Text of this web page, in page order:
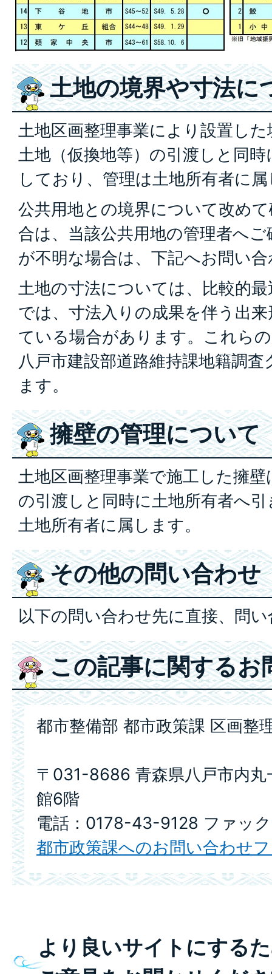
土地の境界や寸法に
土地区画整理事業により設置し
土地（仮換地等）の引渡しと同
しており、管理は土地所有者に
公共用地との境界について改め
合は、当該公共用地の管理者へ
が不明な場合は、下記へお問い
土地の寸法については、比較的
では、寸法入りの成果を伴う出
ている場合があります。これら
八戸市建設部道路維持課地籍調
ます。
擁壁の管理について
土地区画整理事業で施工した擁
の引渡しと同時に土地所有者へ
土地所有者に属します。
その他の問い合わせ
以下の問い合わせ先に直接、問
この記事に関するお
都市整備部 都市政策課 区画整
〒031-8686 青森県八戸市内丸
館6階
電話：0178-43-9128 ファッ
都市政策課へのお問い合わせ
より良いサイトにする